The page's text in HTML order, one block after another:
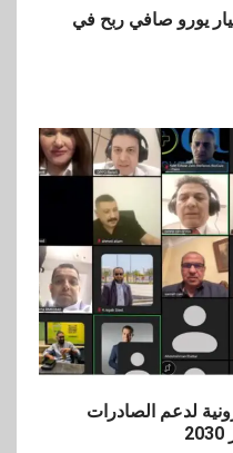
سان باولو تحقق 5.6 مليار يورو صافي ربح في
لدعم الصادرات